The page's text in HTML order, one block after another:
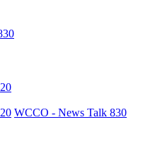
WCCO - News Talk 830